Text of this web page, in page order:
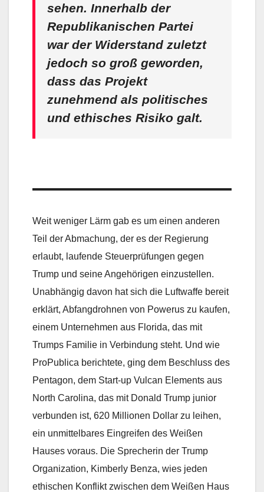
sehen. Innerhalb der
Republikanischen Partei
war der Widerstand zuletzt
jedoch so groß geworden,
dass das Projekt
zunehmend als politisches
und ethisches Risiko galt.
Weit weniger Lärm gab es um einen anderen
Teil der Abmachung, der es der Regierung
erlaubt, laufende Steuerprüfungen gegen
Trump und seine Angehörigen einzustellen.
Unabhängig davon hat sich die Luftwaffe bereit
erklärt, Abfangdrohnen von Powerus zu kaufen,
einem Unternehmen aus Florida, das mit
Trumps Familie in Verbindung steht. Und wie
ProPublica berichtete, ging dem Beschluss des
Pentagon, dem Start-up Vulcan Elements aus
North Carolina, das mit Donald Trump junior
verbunden ist, 620 Millionen Dollar zu leihen,
ein unmittelbares Eingreifen des Weißen
Hauses voraus. Die Sprecherin der Trump
Organization, Kimberly Benza, wies jeden
ethischen Konflikt zwischen dem Weißen Haus